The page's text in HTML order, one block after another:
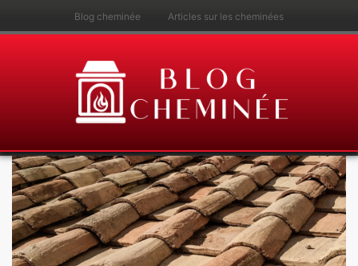
Blog cheminée Articles sur les cheminées